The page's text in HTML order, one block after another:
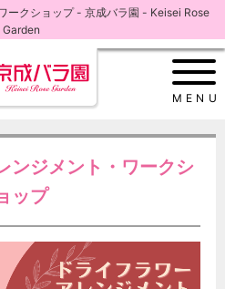
ークショップ - 京成バラ園 - Keisei Rose
Garden
MENU
ンジメント・ワークシ
ップ